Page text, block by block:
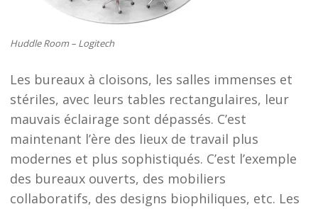
Huddle Room – Logitech
Les bureaux à cloisons, les salles immenses et
stériles, avec leurs tables rectangulaires, leur
mauvais éclairage sont dépassés. C’est
maintenant l’ère des lieux de travail plus
modernes et plus sophistiqués. C’est l’exemple
des bureaux ouverts, des mobiliers
collaboratifs, des designs biophiliques, etc. Les